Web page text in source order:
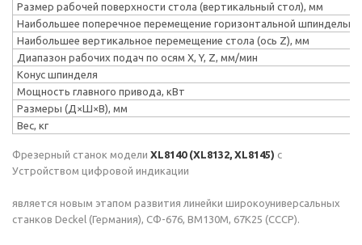
Размер рабочей поверхности стола (вертикальный стол), мм
Наибольшее поперечное перемещение горизонтальной
Наибольшее вертикальное перемещение стола (ось Z), мм
Диапазон рабочих подач по осям Х, Y, Z, мм/мин
Конус шпинделя
Мощность главного привода, кВт
Размеры (Д×Ш×В), мм
Вес, кг
Фрезерный станок модели ХL8140 (XL8132, XL8145) с
Устройством цифровой индикации
является новым этапом развития линейки широкоуниверсальных
станков Deckel (Германия), СФ-676, ВМ130М, 67К25 (СССР).